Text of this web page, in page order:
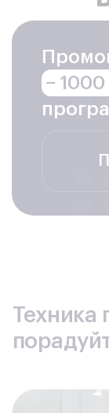
− 1000
Техника